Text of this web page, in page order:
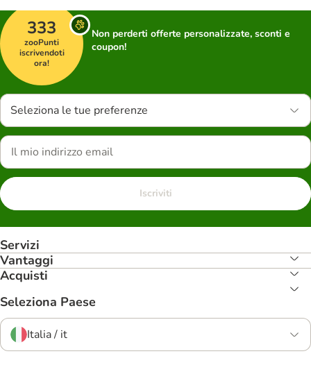
333
zooPunti
iscrivendoti
ora!
Non perderti offerte personalizzate, sconti e
coupon!
Seleziona le tue preferenze
Iscriviti
Servizi
Vantaggi
Acquisti
Seleziona Paese
Italia / it